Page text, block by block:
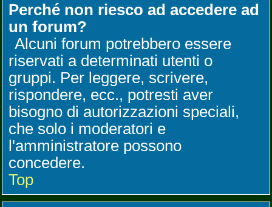
Perché non riesco ad accedere ad
un forum?
Alcuni forum potrebbero essere
riservati a determinati utenti o
gruppi. Per leggere, scrivere,
rispondere, ecc., potresti aver
bisogno di autorizzazioni speciali,
che solo i moderatori e
l'amministratore possono
concedere.
Top